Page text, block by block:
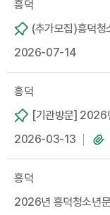
흥덕
(추가모집)흥덕
모집
2026-07-14
흥덕
[기관방문] 2026
프로그램 참여 안내
2026-03-13
흥덕
2026년 흥덕청소년